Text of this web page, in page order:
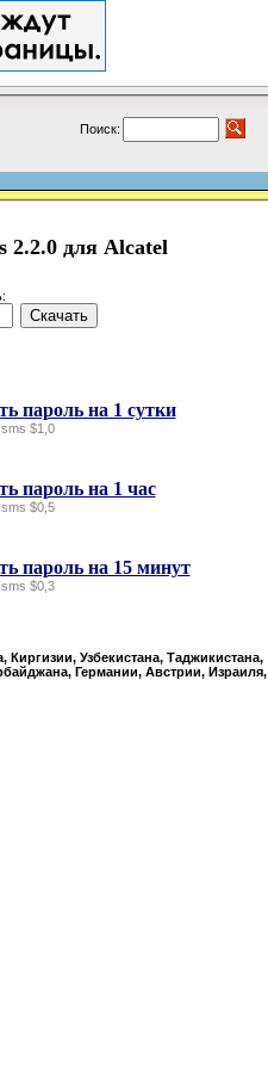
Поиск:
2.2.0 для Alcatel
пароль на 1 сутки
$1,0
пароль на 1 час
$0,5
пароль на 15 минут
$0,3
Узбекистана, Таджикистана,
Германии, Австрии, Израиля,